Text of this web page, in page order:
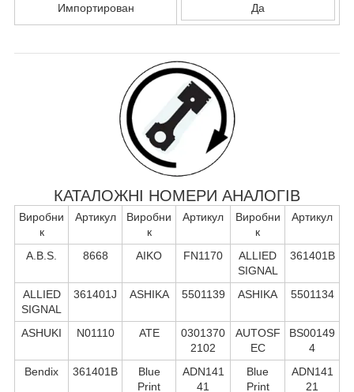
Импортирован Да
КАТАЛОЖНІ НОМЕРИ АНАЛОГІВ
Виробни
к
Артикул
Виробни
к
Артикул
Виробни
к
Артикул
A.B.S. 8668 AIKO FN1170
ALLIED
SIGNAL
361401B
ALLIED
SIGNAL
361401J ASHIKA 5501139 ASHIKA 5501134
ASHUKI N01110 ATE
0301370
2102
AUTOSF
EC
BS00149
4
Bendix
361401B
Blue
Print
ADN141
41
Blue
Print
ADN141
21